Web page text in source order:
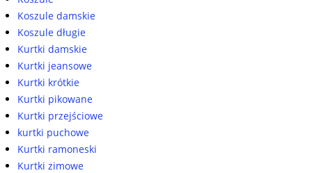
Koszule damskie
Koszule długie
Kurtki damskie
Kurtki jeansowe
Kurtki krótkie
Kurtki pikowane
Kurtki przejściowe
kurtki puchowe
Kurtki ramoneski
Kurtki zimowe